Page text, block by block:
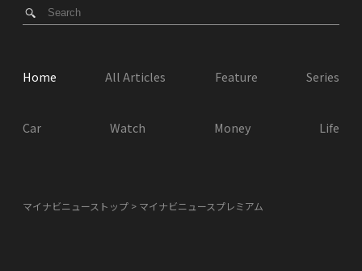
Home All Articles Feature Series
Car Watch Money Life
マイナビニューストップ マイナビニュースプレミアム